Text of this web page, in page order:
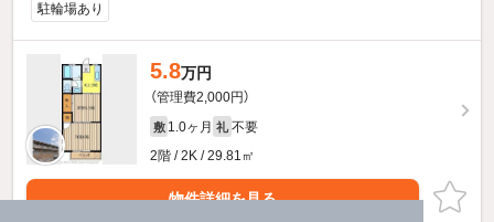
駐輪場あり
5.8万円
（管理費2,000円）
敷 1.0ヶ月 礼 不要
2階 / 2K / 29.81㎡
物件詳細を見る